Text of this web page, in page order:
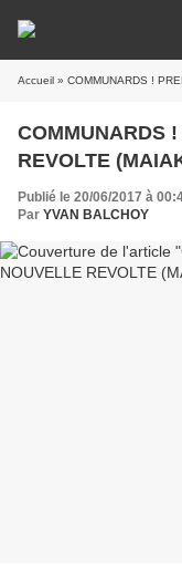
Accueil » COMMUNARDS !
COMMUNARDS
REVOLTE
Publié le 20/06/2017 à
Par YVAN BALCHOY